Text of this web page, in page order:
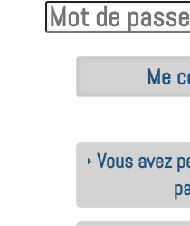
Vous avez